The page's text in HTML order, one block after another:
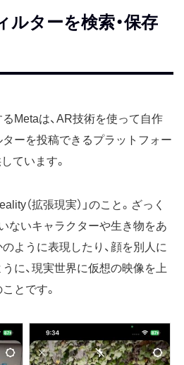
ルターを検索・保存
Metaは、AR技術を使って自作
ーを投稿できるプラットフォー
しています。
（拡張現実）」のこと。ざっく
ないキャラクターや生き物をあ
ように表現したり、顔を別人に
に、現実世界に仮想の映像を上
とです。